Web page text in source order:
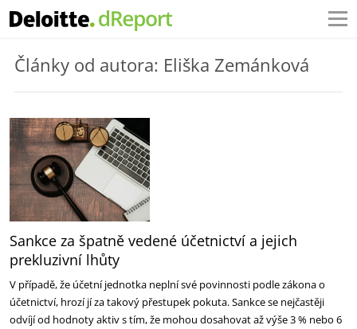
Články od autora: Eliška Zemánková
Sankce za špatně vedené účetnictví a jejich
prekluzivní lhůty
V případě, že účetní jednotka neplní své povinnosti podle zákona o
účetnictví, hrozí jí za takový přestupek pokuta. Sankce se nejčastěji
odvíjí od hodnoty aktiv s tím, že mohou dosahovat až výše 3 % nebo 6